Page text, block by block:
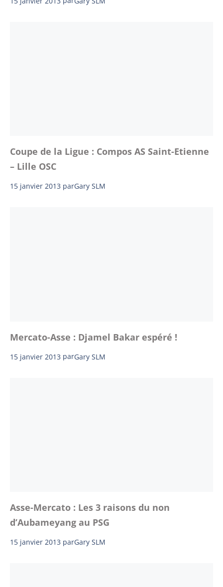
Coupe de la Ligue : Compos AS Saint-Etienne
– Lille OSC
15 janvier 2013 parGary SLM
Mercato-Asse : Djamel Bakar espéré !
15 janvier 2013 parGary SLM
Asse-Mercato : Les 3 raisons du non
d’Aubameyang au PSG
15 janvier 2013 parGary SLM